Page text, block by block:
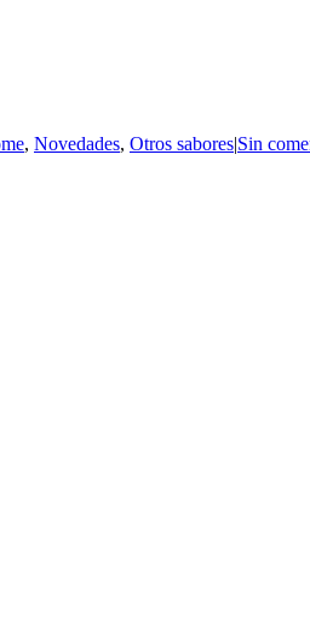
, Novedades, Otros sabores|Sin